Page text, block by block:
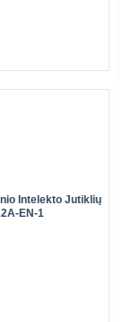
Intelekto Jutiklių
EN-1